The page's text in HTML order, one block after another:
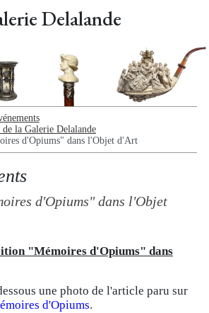
Delalande
la Galerie Delalande
d'Opiums" dans l'Objet d'Art
d'Opiums" dans l'Objet
"Mémoires d'Opiums" dans
une photo de l'article paru sur
d'Opiums.